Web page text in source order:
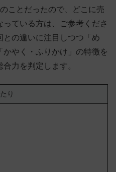
ことだったので、どこに売
ている方は、ご参考くださ
の違いに注目しつつ「め
やく・ふりかけ」の特徴を
力を判定します。
り